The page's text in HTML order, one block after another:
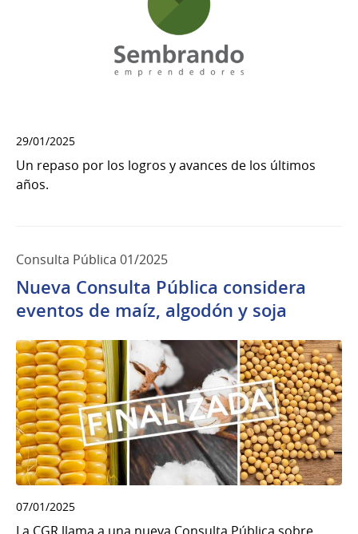
29/01/2025
Un repaso por los logros y avances de los últimos
años.
Consulta Pública 01/2025
Nueva Consulta Pública considera
eventos de maíz, algodón y soja
07/01/2025